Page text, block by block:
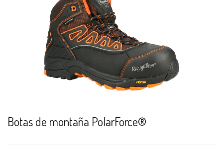
Botas de montaña PolarForce®